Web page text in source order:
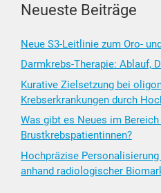
Neueste Beiträge
Neue S3-Leitlinie zum Oro-
Darmkrebs-Therapie: Ablauf,
Kurative Zielsetzung bei
Krebserkrankungen durch
Was gibt es Neues im
Brustkrebspatientinnen?
Hochpräzise
anhand radiologischer